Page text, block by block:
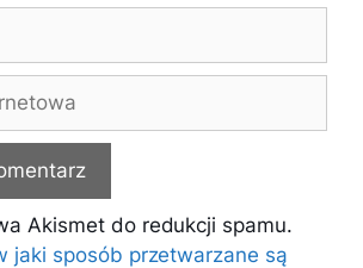
Akismet do redukcji spamu.
jaki sposób przetwarzane są